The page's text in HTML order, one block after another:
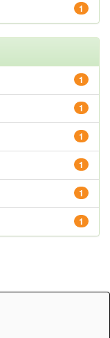
1
1
1
1
1
1
1